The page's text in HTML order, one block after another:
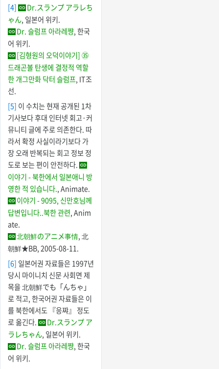
[4]
Dr.スランプ アラレち
ゃん, 일본어 위키.
Dr. 슬럼프 아라레쨩, 한국
어 위키.
[김형원의 오덕이야기] ㉟
드래곤볼 탄생에 결정적 역할
한 개그만화 닥터 슬럼프, IT조
선.
[5] 이 수치는 현재 공개된 1차
기사보다 후대 인터넷 회고·커
뮤니티 글에 주로 의존한다. 따
라서 확정 사실이라기보다 가
장 오래 반복되는 회고 정보 정
도로 보는 편이 안전하다.
이야기 - 북한에서 일본애니 방
영한 적 있습니다., Animate.
이야기 - 9095, 신만호님께
답변입니다..북한 관련, Anim
ate.
北朝鮮のアニメ事情, 北
朝鮮★BB, 2005-08-11.
[6] 일본어권 자료들은 1997년
당시 마이니치 신문 사회면 제
목을 北朝鮮でも「んちゃ」
로 적고, 한국어권 자료들은 이
를 북한에서도 『응쨔』 정도
로 옮긴다.
Dr.スランプ ア
ラレちゃん, 일본어 위키.
Dr. 슬럼프 아라레쨩, 한국
어 위키.